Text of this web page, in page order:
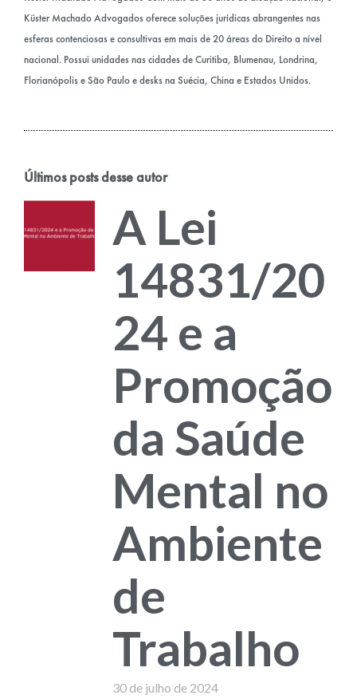
Küster Machado Advogados oferece soluções jurídicas abrangentes nas
esferas contenciosas e consultivas em mais de 20 áreas do Direito a nível
nacional. Possui unidades nas cidades de Curitiba, Blumenau, Londrina,
Florianópolis e São Paulo e desks na Suécia, China e Estados Unidos.
Últimos posts desse autor
A Lei
14831/20
24 e a
Promoção
da Saúde
Mental no
Ambiente
de
Trabalho
30 de julho de 2024